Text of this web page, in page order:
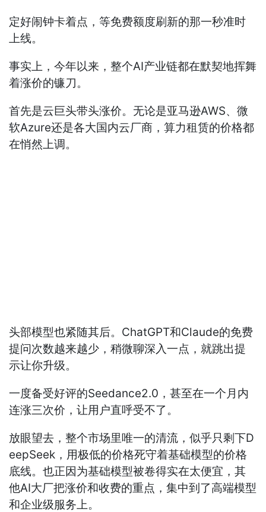
定好闹钟卡着点，等免费额度刷新的那一秒准时
上线。
事实上，今年以来，整个AI产业链都在默契地挥舞
着涨价的镰刀。
首先是云巨头带头涨价。无论是亚马逊AWS、微
软Azure还是各大国内云厂商，算力租赁的价格都
在悄然上调。
头部模型也紧随其后。ChatGPT和Claude的免费
提问次数越来越少，稍微聊深入一点，就跳出提
示让你升级。
一度备受好评的Seedance2.0，甚至在一个月内
连涨三次价，让用户直呼受不了。
放眼望去，整个市场里唯一的清流，似乎只剩下D
eepSeek，用极低的价格死守着基础模型的价格
底线。也正因为基础模型被卷得实在太便宜，其
他AI大厂把涨价和收费的重点，集中到了高端模型
和企业级服务上。